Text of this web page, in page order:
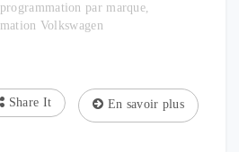
par marque,
Volkswagen
En savoir plus
Share It